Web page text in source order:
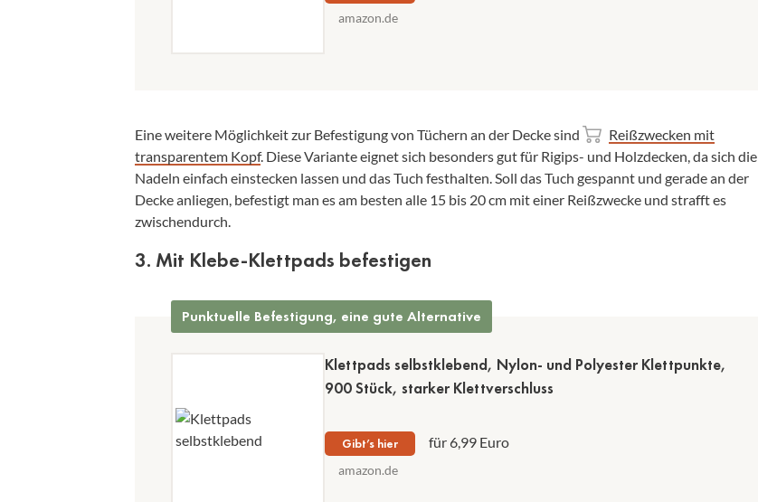
amazon.de
Eine weitere Möglichkeit zur Befestigung von Tüchern an der Decke sind
Reißzwecken mit
transparentem Kopf. Diese Variante eignet sich besonders gut für Rigips- und Holzdecken, da sich die
Nadeln einfach einstecken lassen und das Tuch festhalten. Soll das Tuch gespannt und gerade an der
Decke anliegen, befestigt man es am besten alle 15 bis 20 cm mit einer Reißzwecke und strafft es
zwischendurch.
3. Mit Klebe-Klettpads befestigen
Punktuelle Befestigung, eine gute Alternative
Klettpads selbstklebend, Nylon- und Polyester Klettpunkte,
900 Stück, starker Klettverschluss
Gibt’s hier für 6,99 Euro
amazon.de